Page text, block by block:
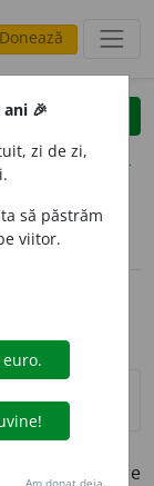
Donează
clear
opțiuni
) Care
🎉
zi de zi,
să păstrăm
viitor.
Am donat deja.